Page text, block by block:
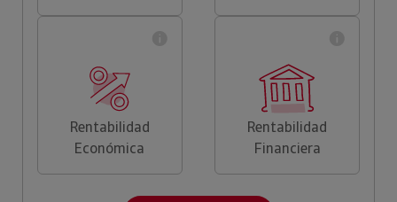
Rentabilidad
Económica
Rentabilidad
Financiera